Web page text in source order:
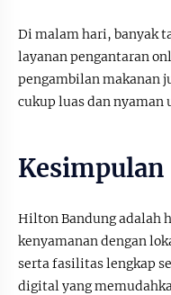
Di malam hari, banyak
layanan pengantaran
pengambilan makanan
cukup luas dan nyaman
Kesimpulan
Hilton Bandung adalah
kenyamanan dengan
serta fasilitas lengkap
digital yang